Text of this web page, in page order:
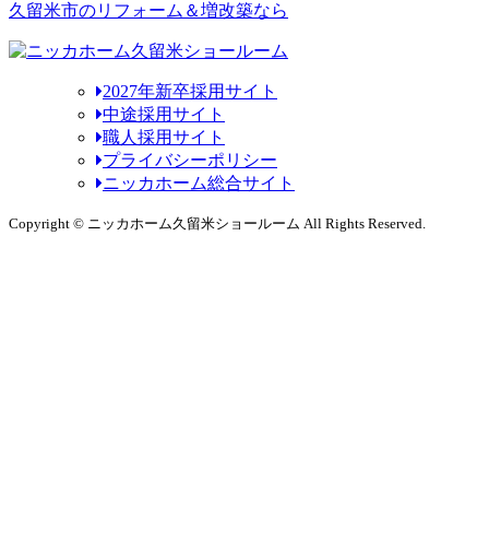
久留米市のリフォーム＆増改築なら
2027年新卒採用サイト
中途採用サイト
職人採用サイト
プライバシーポリシー
ニッカホーム総合サイト
Copyright © ニッカホーム久留米ショールーム All Rights Reserved.